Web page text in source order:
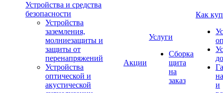
Устройства и средства
безопасности
Устройства
заземления,
молниезащиты и
защиты от
перенапряжений
Устройства
оптической и
акустической
Акции
Услуги
Сборка
щита
на
заказ
Как
и